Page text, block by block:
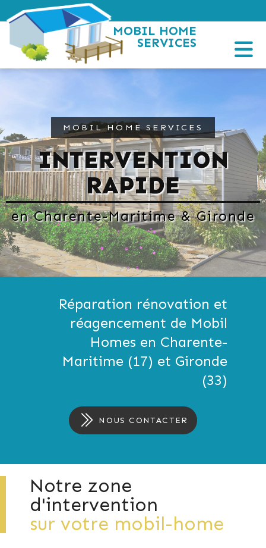
MOBIL HOME
SERVICES
MOBIL HOME SERVICES
INTERVENTION
RAPIDE
en Charente-Maritime & Gironde
Réparation rénovation et
réagencement de Mobil
Homes en Charente-
Maritime (17) et Gironde
(33)
NOUS CONTACTER
Notre zone
d'intervention
sur votre mobil-home